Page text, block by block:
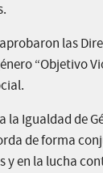
las
“Objetivo
Igualdad de
de forma
y en la lucha